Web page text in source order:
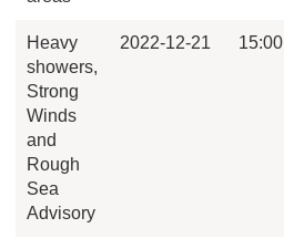
Heavy
showers,
Strong
Winds
and
Rough
Sea
Advisory
2022-12-21 15:00